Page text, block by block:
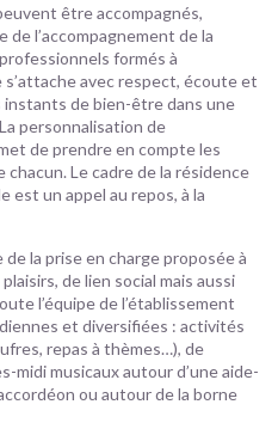
être accompagnés,
l’accompagnement de la
professionnels formés à
s’attache avec respect, écoute et
de bien-être dans une
personnalisation de
de prendre en compte les
Le cadre de la résidence
est un appel au repos, à la
la prise en charge proposée à
de lien social mais aussi
l’équipe de l’établissement
et diversifiées : activités
repas à thèmes…), de
midi musicaux autour d’une aide-
ou autour de la borne